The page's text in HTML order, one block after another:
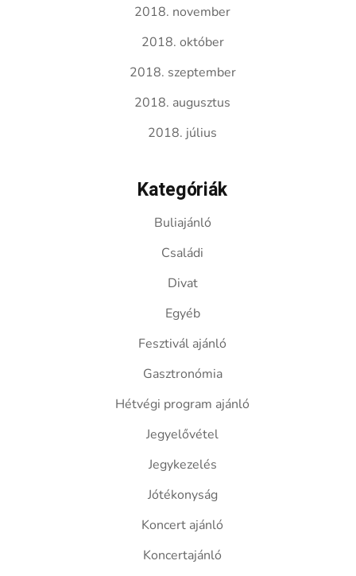
2018. november
2018. október
2018. szeptember
2018. augusztus
2018. július
Kategóriák
Buliajánló
Családi
Divat
Egyéb
Fesztivál ajánló
Gasztronómia
Hétvégi program ajánló
Jegyelővétel
Jegykezelés
Jótékonyság
Koncert ajánló
Koncertajánló